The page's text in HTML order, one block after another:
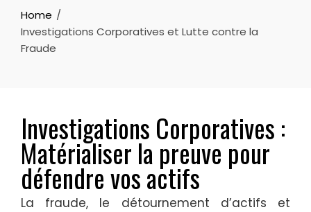
Home
Investigations Corporatives et Lutte contre la
Fraude
Investigations Corporatives :
Matérialiser la preuve pour
défendre vos actifs
La fraude, le détournement d’actifs et